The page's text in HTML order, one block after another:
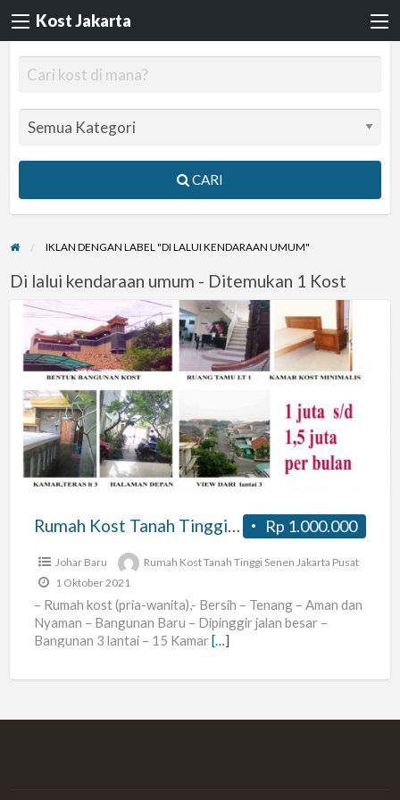
Kost Jakarta
CARI
IKLAN DENGAN LABEL "DI LALUI KENDARAAN UMUM"
Di lalui kendaraan umum - Ditemukan 1 Kost
Rumah
Kost
Tanah
Tinggi
Senen
Jakarta
Pusat
Rp 1.000.000
Rumah Kost Tanah Tinggi Senen Jakarta Pusat
Johar Baru
Rumah Kost Tanah Tinggi Senen Jakarta Pusat
1 Oktober 2021
– Rumah kost (pria-wanita),- Bersih – Tenang – Aman dan
Nyaman – Bangunan Baru – Dipinggir jalan besar –
Bangunan 3 lantai – 15 Kamar[…]